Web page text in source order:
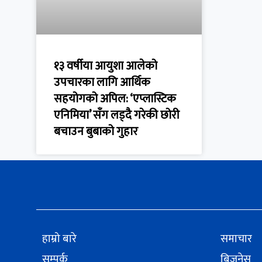
१३ वर्षीया आयुशा आलेको
उपचारका लागि आर्थिक
सहयोगको अपिल: ‘एप्लास्टिक
एनिमिया’ सँग लड्दै गरेकी छोरी
बचाउन बुबाको गुहार
हाम्रो बारे
समाचार